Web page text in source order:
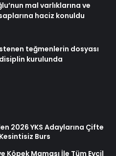
mal varlıklarına ve
haciz konuldu
teğmenlerin dosyası
kurulunda
2026 YKS Adaylarına Çifte
Burs
Köpek Maması İle Tüm Evcil